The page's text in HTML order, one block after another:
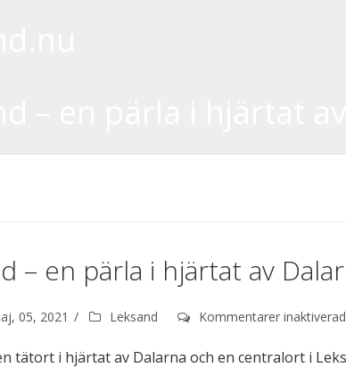
– en pärla i hjärtat av
05, 2021 Leksand Kommentarer
tätort i hjärtat av Dalarna och en centralort i